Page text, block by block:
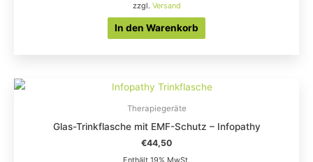
zzgl. Versand
In den Warenkorb
Therapiegeräte
Glas-Trinkflasche mit EMF-Schutz – Infopathy
€44,50
Enthält 19% MwSt.